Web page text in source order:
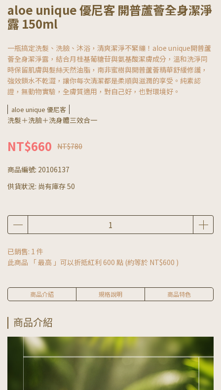
aloe unique 優尼客 開普蘆薈全身潔淨
露 150ml
一瓶搞定洗髮、洗臉、沐浴，清爽潔淨不緊繃！aloe unique開普蘆
薈全身潔淨露，結合月桂基葡糖苷與氨基酸潔膚成分，溫和洗淨同
時保留肌膚與髮絲天然油脂，南非蜜樹與開普蘆薈精華舒緩修護，
強效鎖水不乾澀，讓你每次清潔都是柔順與滋潤的享受。純素認
證，無動物實驗，全膚質適用，對自己好，也對環境好。
aloe unique 優尼客
洗髮＋洗臉＋洗身體三效合一
NT$660 NT$780
商品編號: 20106137
供貨狀況: 尚有庫存 50
已銷售: 1 件
此商品 「 最高 」可以折抵紅利 600 點 (約等於 NT$600 )
商品介紹 規格說明 商品特色
商品介紹